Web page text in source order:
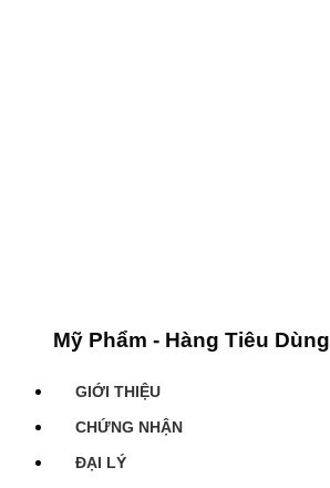
Mỹ Phẩm - Hàng Tiêu Dùng
GIỚI THIỆU
CHỨNG NHẬN
ĐẠI LÝ